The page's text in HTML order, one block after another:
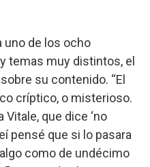
uno de los ocho
temas muy distintos, el
su contenido. “El
críptico, o misterioso.
que dice ‘no
pensé que si lo pasara
como de undécimo